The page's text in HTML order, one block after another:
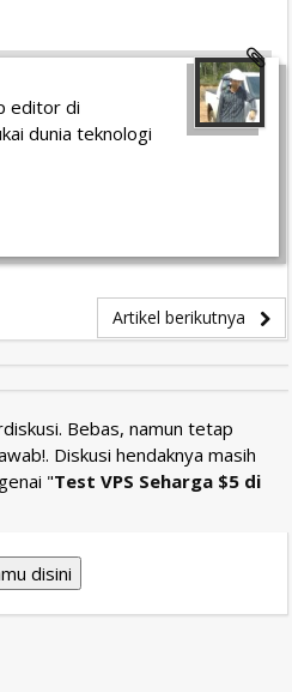
editor di
dunia teknologi
Artikel berikutnya
Bebas, namun tetap
Diskusi hendaknya masih
"Test VPS Seharga $5 di
disini